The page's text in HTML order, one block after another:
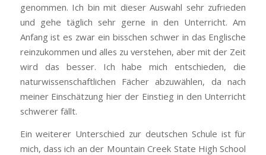
genommen. Ich bin mit dieser Auswahl sehr zufrieden
und gehe täglich sehr gerne in den Unterricht. Am
Anfang ist es zwar ein bisschen schwer in das Englische
reinzukommen und alles zu verstehen, aber mit der Zeit
wird das besser. Ich habe mich entschieden, die
naturwissenschaftlichen Fächer abzuwählen, da nach
meiner Einschätzung hier der Einstieg in den Unterricht
schwerer fällt.
Ein weiterer Unterschied zur deutschen Schule ist für
mich, dass ich an der Mountain Creek State High School